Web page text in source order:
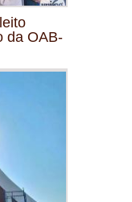
da OAB-